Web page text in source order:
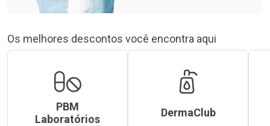
Os melhores descontos você encontra aqui
PBM
Laboratórios
DermaClub